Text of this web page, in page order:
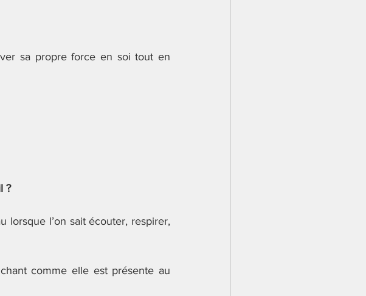
sa propre force en soi tout en
?
lorsque l’on sait écouter, respirer,
comme elle est présente au